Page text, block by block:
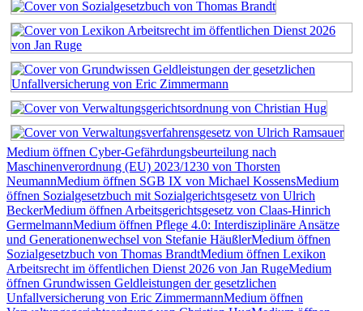
Medium öffnen Cyber-Gefährdungsbeurteilung nach
Maschinenverordnung (EU) 2023/1230 von Thorsten
NeumannMedium öffnen SGB IX von Michael KossensMedium
öffnen Sozialgesetzbuch mit Sozialgerichtsgesetz von Ulrich
BeckerMedium öffnen Arbeitsgerichtsgesetz von Claas-Hinrich
GermelmannMedium öffnen Pflege 4.0: Interdisziplinäre Ansätze
und Generationenwechsel von Stefanie HäußlerMedium öffnen
Sozialgesetzbuch von Thomas BrandtMedium öffnen Lexikon
Arbeitsrecht im öffentlichen Dienst 2026 von Jan RugeMedium
öffnen Grundwissen Geldleistungen der gesetzlichen
Unfallversicherung von Eric ZimmermannMedium öffnen